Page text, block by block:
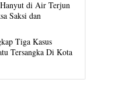
di Air Terjun
Saksi dan
Tiga Kasus
Tersangka Di Kota